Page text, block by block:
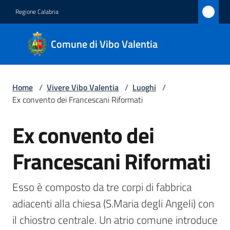
Regione Calabria
Comune di Vibo Valentia
Comune
di Vibo
Valentia
Novità
Servizi
Vivere
Vibo
Valentia
Home / Vivere Vibo Valentia / Luoghi /
Ex convento dei Francescani Riformati
Salta al contenuto
Ex convento dei
Francescani Riformati
Esso è composto da tre corpi di fabbrica
adiacenti alla chiesa (S.Maria degli Angeli) con
il chiostro centrale. Un atrio comune introduce